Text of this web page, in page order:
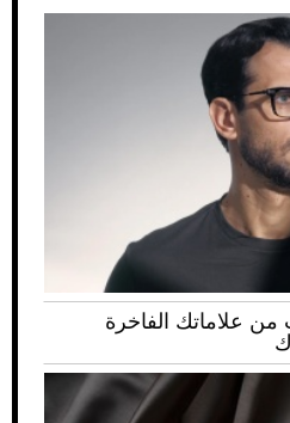
5 نظارات من علاماتك الفاخرة